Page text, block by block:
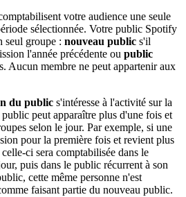
votre audience une seule
sélectionnée. Votre public Spotify
seul groupe : nouveau public s'il
l'année précédente ou public
Aucun membre ne peut appartenir aux
du public s'intéresse à l'activité sur la
peut apparaître plus d'une fois et
selon le jour. Par exemple, si une
pour la première fois et revient plus
ci sera comptabilisée dans le
puis dans le public récurrent à son
cette même personne n'est
faisant partie du nouveau public.